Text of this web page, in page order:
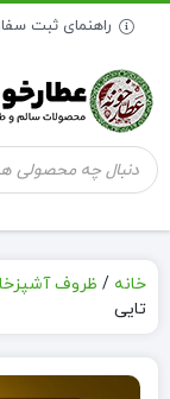
راهنمای ثبت
جستجوی
محصولات
خانه / ظروف
تایی